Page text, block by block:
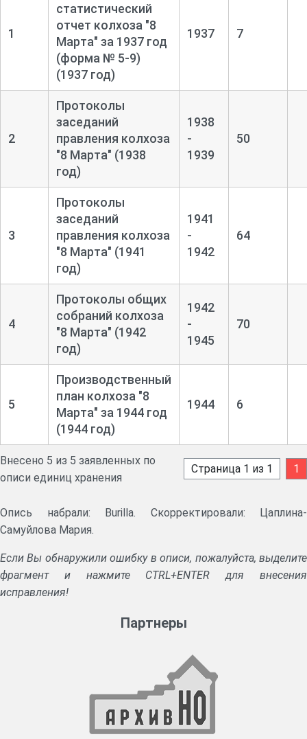
1
статистический
отчет колхоза "8
Марта" за 1937 год
(форма № 5-9)
(1937 год)
1937 7
2
Протоколы
заседаний
правления колхоза
"8 Марта" (1938
год)
1938
-
1939
50
3
Протоколы
заседаний
правления колхоза
"8 Марта" (1941
год)
1941
-
1942
64
4
Протоколы общих
собраний колхоза
"8 Марта" (1942
год)
1942
-
1945
70
5
Производственный
план колхоза "8
Марта" за 1944 год
(1944 год)
1944 6
Внесено 5 из 5 заявленных по
описи единиц хранения
Страница 1 из 1 1
Опись набрали: Burilla. Скорректировали: Цаплина-
Самуйлова Мария.
Если Вы обнаружили ошибку в описи, пожалуйста, выделите
фрагмент и нажмите CTRL+ENTER для внесения
исправления!
Партнеры